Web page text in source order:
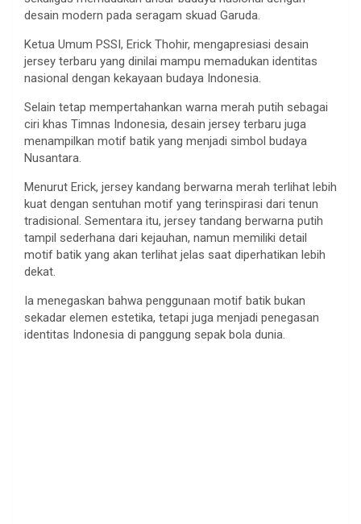
desain modern pada seragam skuad Garuda.
Ketua Umum PSSI, Erick Thohir, mengapresiasi desain
jersey terbaru yang dinilai mampu memadukan identitas
nasional dengan kekayaan budaya Indonesia.
Selain tetap mempertahankan warna merah putih sebagai
ciri khas Timnas Indonesia, desain jersey terbaru juga
menampilkan motif batik yang menjadi simbol budaya
Nusantara.
Menurut Erick, jersey kandang berwarna merah terlihat lebih
kuat dengan sentuhan motif yang terinspirasi dari tenun
tradisional. Sementara itu, jersey tandang berwarna putih
tampil sederhana dari kejauhan, namun memiliki detail
motif batik yang akan terlihat jelas saat diperhatikan lebih
dekat.
Ia menegaskan bahwa penggunaan motif batik bukan
sekadar elemen estetika, tetapi juga menjadi penegasan
identitas Indonesia di panggung sepak bola dunia.